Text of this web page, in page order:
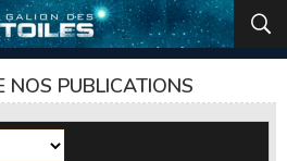
NOS PUBLICATIONS